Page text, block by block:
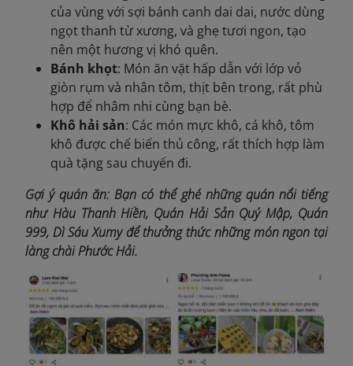
của vùng với sợi bánh canh dai dai, nước dùng
ngọt thanh từ xương, và ghẹ tươi ngon, tạo
nên một hương vị khó quên.
Bánh khọt: Món ăn vặt hấp dẫn với lớp vỏ
giòn rụm và nhân tôm, thịt bên trong, rất phù
hợp để nhâm nhi cùng bạn bè.
Khô hải sản: Các món mực khô, cá khô, tôm
khô được chế biến thủ công, rất thích hợp làm
quà tặng sau chuyến đi.
Gợi ý quán ăn: Bạn có thể ghé những quán nổi tiếng
như Hàu Thanh Hiền, Quán Hải Sản Quý Mập, Quán
999, Dì Sáu Xumy để thưởng thức những món ngon tại
làng chài Phước Hải.